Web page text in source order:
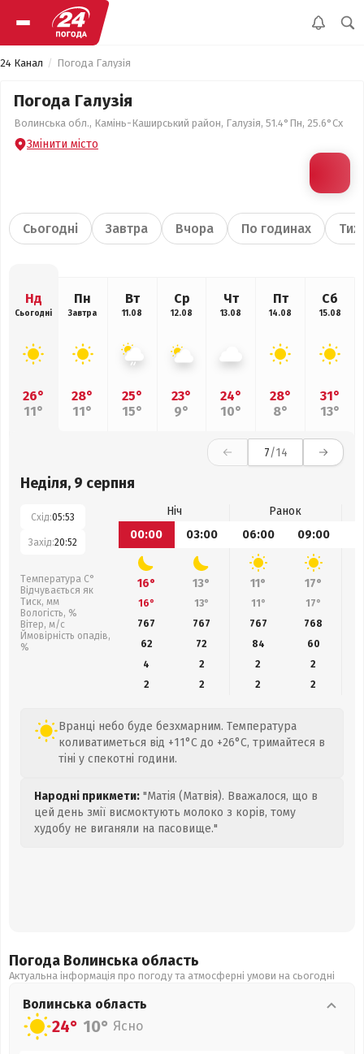
24 Канал Погода Галузія
Погода Галузія
Волинська обл., Камінь-Каширський район, Галузія, 51.4°Пн, 25.6°Сх
Змінити місто
Сьогодні Завтра Вчора По годинах
Нд
Сьогодні
26°
11°
Пн
Завтра
28°
11°
Вт
11.08
25°
15°
Ср
12.08
23°
9°
Чт
13.08
24°
10°
Пт
14.08
28°
8°
Сб
15.08
31°
13°
7/14
Неділя, 9 серпня
Схід:05:53
Захід:20:52
Температура С°
Відчувається як
Тиск, мм
Вологість, %
Вітер, м/с
Ймовірність опадів,
%
Ніч
Ранок
00:00
03:00 06:00 09:00
16° 13° 11° 17°
16° 13° 11° 17°
767
767 767 768
62
72 84 60
4
2 2
2
2
2 2 2
Вранці небо буде безхмарним. Температура
коливатиметься від +11°C до +26°C, тримайтеся в
тіні у спекотні години.
Народні прикмети: "Матія (Матвія). Вважалося, що в
цей день змії висмоктують молоко з корів, тому
худобу не виганяли на пасовище."
Погода Волинська область
Актуальна інформація про погоду та атмосферні умови на сьогодні
Волинська область
24° 10° Ясно